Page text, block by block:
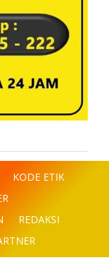
KODE ETIK
REDAKSI